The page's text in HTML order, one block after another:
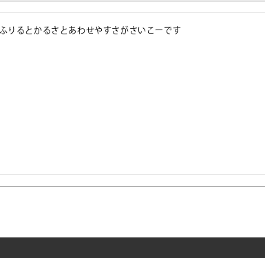
ふりるとかるさとあわせやすさがさいこーです